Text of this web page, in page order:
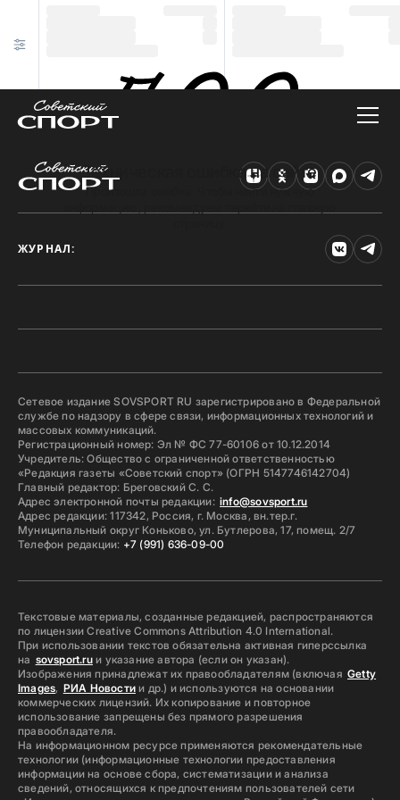
Техническая ошибка на сайте
Произошла ошибка. Чтобы найти нужную
ЖУРНАЛ:
Сетевое издание SOVSPORT RU зарегистрировано в Федеральной
службе по надзору в сфере связи, информационных технологий и
массовых коммуникаций.
Регистрационный номер: Эл № ФС 77-60106 от 10.12.2014
Учредитель: Общество с ограниченной ответственностью
«Редакция газеты «Советский спорт» (ОГРН 5147746142704)
Главный редактор: Бреговский С. С.
Адрес электронной почты редакции: info@sovsport.ru
Адрес редакции: 117342, Россия, г. Москва, вн.тер.г.
Муниципальный округ Коньково, ул. Бутлерова, 17, помещ. 2/7
Телефон редакции: +7 (991) 636-09-00
Текстовые материалы, созданные редакцией, распространяются
по лицензии Creative Commons Attribution 4.0 International.
При использовании текстов обязательна активная гиперссылка
на sovsport.ruи указание автора (если он указан).
Изображения принадлежат их правообладателям (включая Getty
Images, РИА Новостии др.) и используются на основании
коммерческих лицензий. Их копирование и повторное
использование запрещены без прямого разрешения
правообладателя.
На информационном ресурсе применяются рекомендательные
технологии (информационные технологии предоставления
информации на основе сбора, систематизации и анализа
сведений, относящихся к предпочтениям пользователей сети